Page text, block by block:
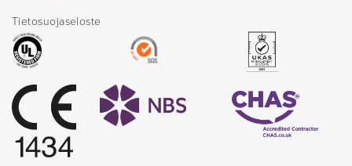
Tietosuojaseloste